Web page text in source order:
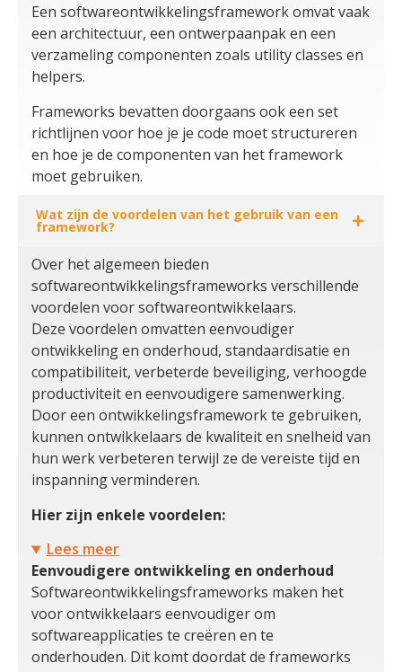
Een softwareontwikkelingsframework omvat vaak
een architectuur, een ontwerpaanpak en een
verzameling componenten zoals utility classes en
helpers.
Frameworks bevatten doorgaans ook een set
richtlijnen voor hoe je je code moet structureren
en hoe je de componenten van het framework
moet gebruiken.
Wat zijn de voordelen van het gebruik van een
framework?
Over het algemeen bieden
softwareontwikkelingsframeworks verschillende
voordelen voor softwareontwikkelaars.
Deze voordelen omvatten eenvoudiger
ontwikkeling en onderhoud, standaardisatie en
compatibiliteit, verbeterde beveiliging, verhoogde
productiviteit en eenvoudigere samenwerking.
Door een ontwikkelingsframework te gebruiken,
kunnen ontwikkelaars de kwaliteit en snelheid van
hun werk verbeteren terwijl ze de vereiste tijd en
inspanning verminderen.
Hier zijn enkele voordelen:
Lees meer
Eenvoudigere ontwikkeling en onderhoud
Softwareontwikkelingsframeworks maken het
voor ontwikkelaars eenvoudiger om
softwareapplicaties te creëren en te
onderhouden. Dit komt doordat de frameworks